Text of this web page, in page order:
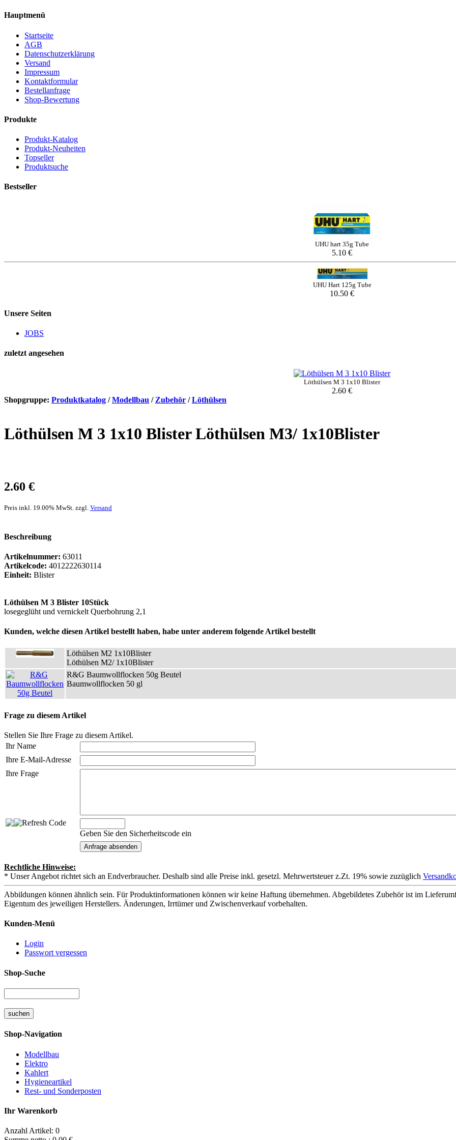
Hauptmenü
Startseite
AGB
Datenschutzerklärung
Versand
Impressum
Kontaktformular
Bestellanfrage
Shop-Bewertung
Produkte
Produkt-Katalog
Produkt-Neuheiten
Topseller
Produktsuche
Bestseller
UHU hart 35g Tube
5.10 €
UHU Hart 125g Tube
10.50 €
Unsere Seiten
JOBS
zuletzt angesehen
Löthülsen M 3 1x10 Blister
2.60 €
Shopgruppe: Produktkatalog /Modellbau / Zubehör /Löthülsen
Löthülsen M 3 1x10 Blister Löthülsen M3/ 1x10Blister
2.60 €
Preis inkl. 19.00% MwSt. zzgl. Versand
Beschreibung
Artikelnummer: 63011
Artikelcode: 4012222630114
Einheit: Blister
Löthülsen M 3 Blister 10Stück
losegeglüht und vernickelt Querbohrung 2,1
Kunden, welche diesen Artikel bestellt haben, habe unter anderem folgende Artikel bestellt
Löthülsen M2 1x10Blister
Löthülsen M2/ 1x10Blister
R&G Baumwollflocken 50g Beutel
Baumwollflocken 50 gl
Frage zu diesem Artikel
Stellen Sie Ihre Frage zu diesem Artikel.
Ihr Name
Ihre E-Mail-Adresse
Ihre Frage
Geben Sie den Sicherheitscode ein
Rechtliche Hinweise:
* Unser Angebot richtet sich an Endverbraucher. Deshalb sind alle Preise inkl. gesetzl. Mehrwertsteuer z.Zt. 19% sowie zuzüglich
Abbildungen können ähnlich sein. Für Produktinformationen können wir keine Haftung übernehmen. Abgebildetes Zubehör ist im
Eigentum des jeweiligen Herstellers. Änderungen, Irrtümer und Zwischenverkauf vorbehalten.
Kunden-Menü
Login
Passwort vergessen
Shop-Suche
Shop-Navigation
Modellbau
Elektro
Kahlert
Hygieneartikel
Rest- und Sonderposten
Ihr Warenkorb
Anzahl Artikel: 0